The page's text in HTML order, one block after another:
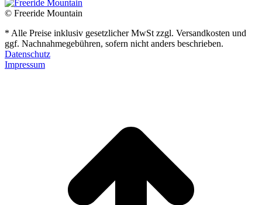
© Freeride Mountain
* Alle Preise inklusiv gesetzlicher MwSt zzgl. Versandkosten und
ggf. Nachnahmegebühren, sofern nicht anders beschrieben.
Datenschutz
Impressum